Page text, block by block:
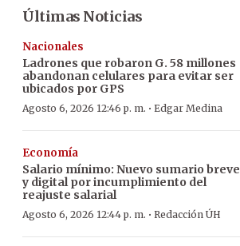
Últimas Noticias
Nacionales
Ladrones que robaron G. 58 millones
abandonan celulares para evitar ser
ubicados por GPS
Agosto 6, 2026 12:46 p. m. · Edgar Medina
Economía
Salario mínimo: Nuevo sumario breve
y digital por incumplimiento del
reajuste salarial
Agosto 6, 2026 12:44 p. m. · Redacción ÚH